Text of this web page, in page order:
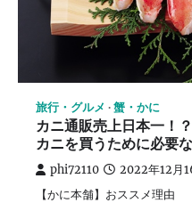
旅行・グルメ 蟹・かに
カニ通販売上日本一！
カニを買うために必要
phi72110 2022年12月
【かに本舗】おススメ理由